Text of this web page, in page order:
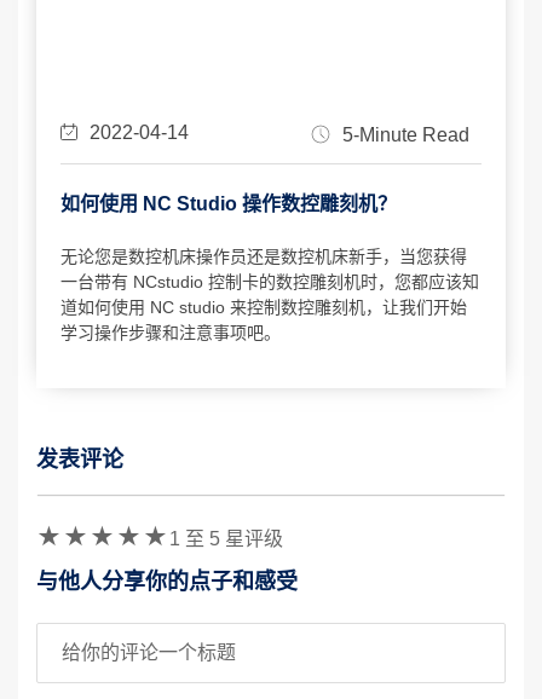
2022-04-14 5-Minute Read
如何使用 NC Studio 操作数控雕刻机？
无论您是数控机床操作员还是数控机床新手，当您获得
一台带有 NCstudio 控制卡的数控雕刻机时，您都应该知
道如何使用 NC studio 来控制数控雕刻机，让我们开始
学习操作步骤和注意事项吧。
发表评论
1 至 5 星评级
与他人分享你的点子和感受
验证码